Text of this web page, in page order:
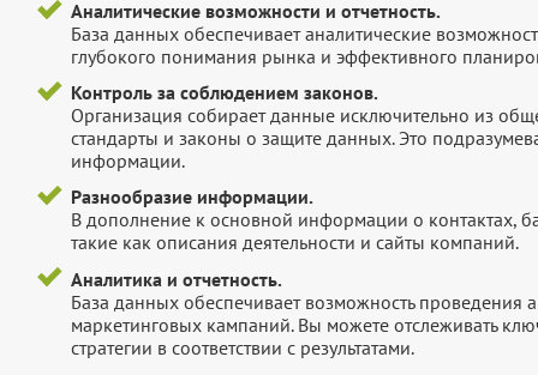
Аналитические возможности и отчетность.
База данных обеспечивает аналитические
глубокого понимания рынка и эффективного
Контроль за соблюдением законов.
Организация собирает данные исключительно из
стандарты и законы о защите данных. Это
информации.
Разнообразие информации.
В дополнение к основной информации о контактах,
такие как описания деятельности и сайты компаний.
Аналитика и отчетность.
База данных обеспечивает возможность проведения
маркетинговых кампаний. Вы можете отслеживать
стратегии в соответствии с результатами.